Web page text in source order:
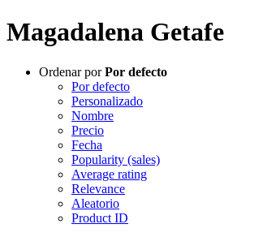
Magadalena Getafe
Ordenar porPor defecto
Por defecto
Personalizado
Nombre
Precio
Fecha
Popularity (sales)
Average rating
Relevance
Aleatorio
Product ID